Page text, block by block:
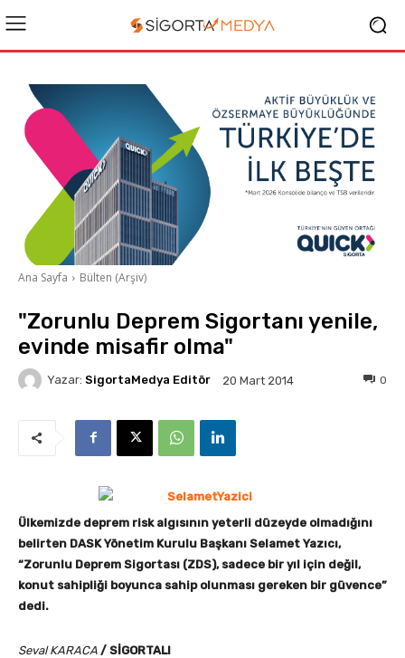
Ana Sayfa Bülten (Arşiv)
"Zorunlu Deprem Sigortanı yenile,
evinde misafir olma"
Yazar: SigortaMedya Editör 20 Mart 2014 0
Ülkemizde deprem risk algısının yeterli düzeyde olmadığını
belirten DASK Yönetim Kurulu Başkanı Selamet Yazıcı,
“Zorunlu Deprem Sigortası (ZDS), sadece bir yıl için değil,
konut sahipliği boyunca sahip olunması gereken bir güvence”
dedi.
Seval KARACA / SİGORTALI